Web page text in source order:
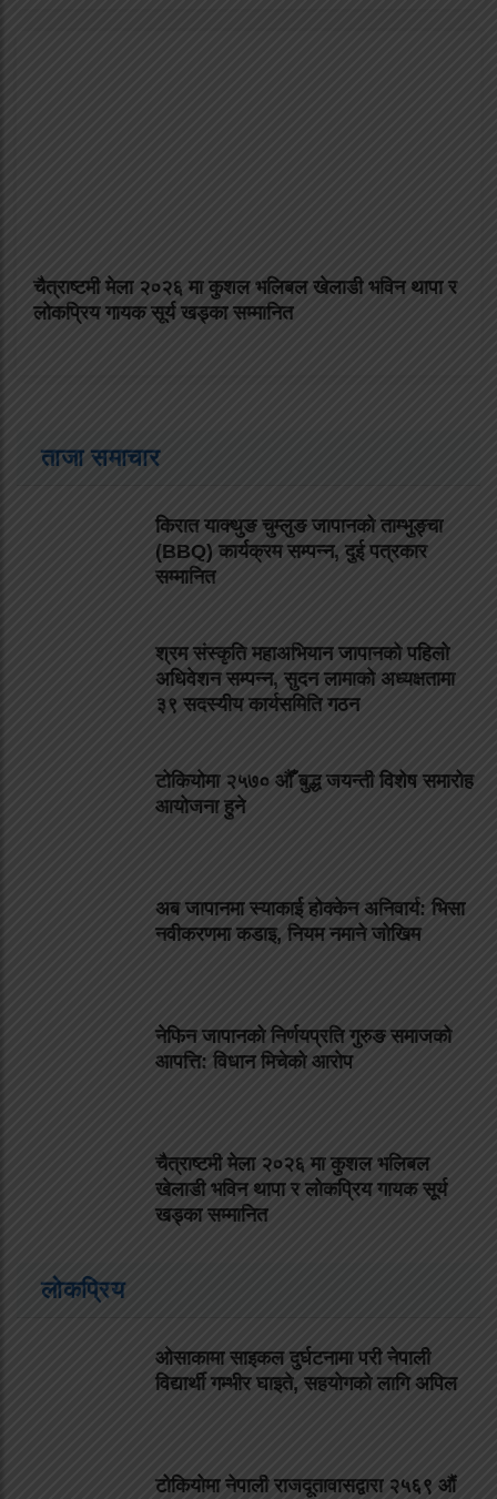
चैत्राष्टमी मेला २०२६ मा कुशल भलिबल खेलाडी भविन थापा र
लोकप्रिय गायक सूर्य खड्का सम्मानित
ताजा समाचार
किरात याक्थुङ चुम्लुङ जापानको ताम्भुङ्चा
(BBQ) कार्यक्रम सम्पन्न, दुई पत्रकार
सम्मानित
श्रम संस्कृति महाअभियान जापानको पहिलो
अधिवेशन सम्पन्न, सुदन लामाको अध्यक्षतामा
३९ सदस्यीय कार्यसमिति गठन
टोकियोमा २५७० औँ बुद्ध जयन्ती विशेष समारोह
आयोजना हुने
अब जापानमा स्याकाई होक्केन अनिवार्य: भिसा
नवीकरणमा कडाइ, नियम नमाने जोखिम
नेफिन जापानको निर्णयप्रति गुरुङ समाजको
आपत्ति: विधान मिचेको आरोप
चैत्राष्टमी मेला २०२६ मा कुशल भलिबल
खेलाडी भविन थापा र लोकप्रिय गायक सूर्य
खड्का सम्मानित
लोकप्रिय
ओसाकामा साइकल दुर्घटनामा परी नेपाली
विद्यार्थी गम्भीर घाइते, सहयोगको लागि अपिल
टोकियोमा नेपाली राजदूतावासद्वारा २५६९ औं